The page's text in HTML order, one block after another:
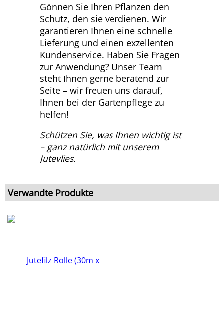
Gönnen Sie Ihren Pflanzen den
Schutz, den sie verdienen. Wir
garantieren Ihnen eine schnelle
Lieferung und einen exzellenten
Kundenservice. Haben Sie Fragen
zur Anwendung? Unser Team
steht Ihnen gerne beratend zur
Seite – wir freuen uns darauf,
Ihnen bei der Gartenpflege zu
helfen!
Schützen Sie, was Ihnen wichtig ist
– ganz natürlich mit unserem
Jutevlies.
Verwandte Produkte